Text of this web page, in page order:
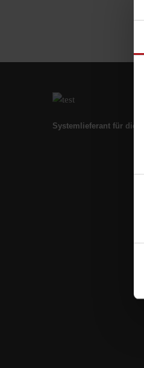
Systemlieferant für die